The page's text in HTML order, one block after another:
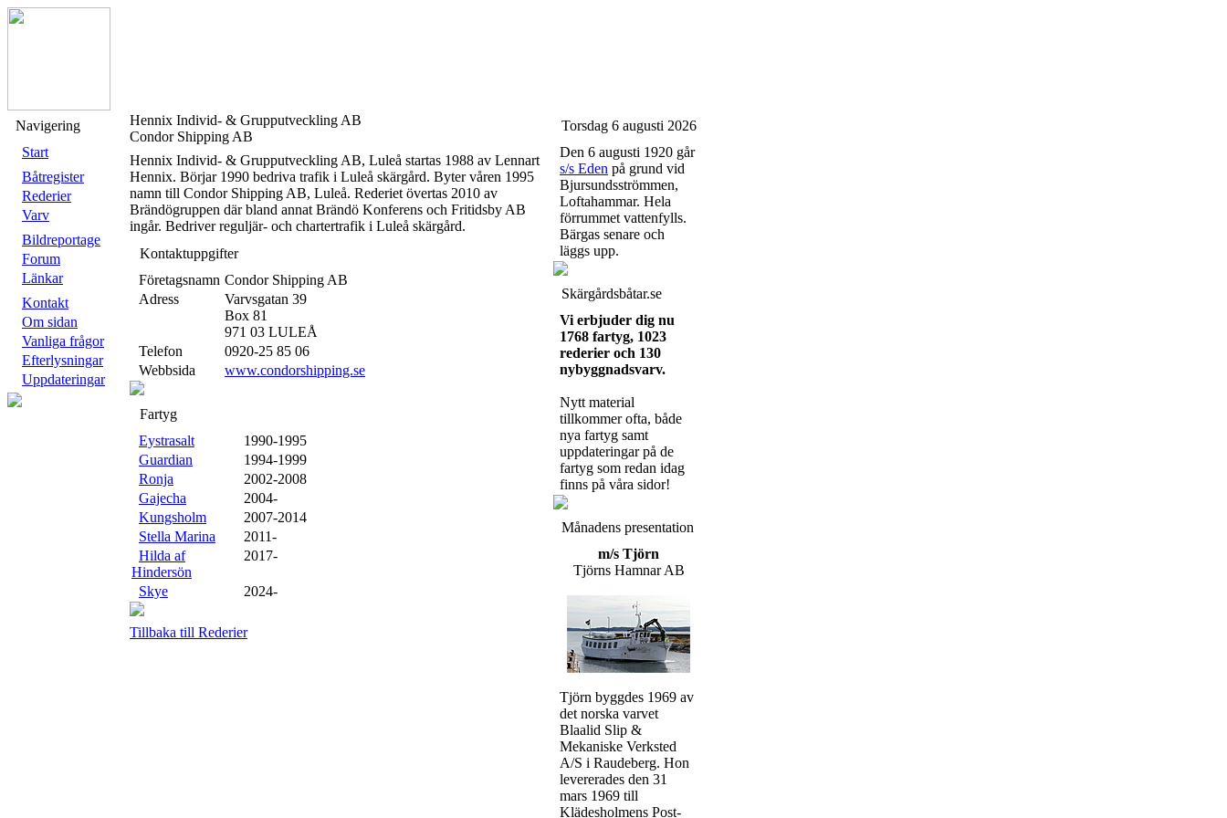
Navigering
Start
Båtregister
Rederier
Varv
Bildreportage
Forum
Länkar
Kontakt
Om sidan
Vanliga frågor
Efterlysningar
Uppdateringar
Hennix Individ- & Grupputveckling AB
Condor Shipping AB
Hennix Individ- & Grupputveckling AB, Luleå startas 1988 av Lennart
Hennix. Börjar 1990 bedriva trafik i Luleå skärgård. Byter våren 1995
namn till Condor Shipping AB, Luleå. Rederiet övertas 2010 av
Brändögruppen där bland annat Brändö Konferens och Fritidsby AB
ingår. Bedriver reguljär- och chartertrafik i Luleå skärgård.
Kontaktuppgifter
Företagsnamn Condor Shipping AB
Adress
Varvsgatan 39
Box 81
971 03 LULEÅ
Telefon
0920-25 85 06
Webbsida
www.condorshipping.se
Fartyg
Eystrasalt
1990-1995
Guardian
1994-1999
Ronja
2002-2008
Gajecha
2004-
Kungsholm
2007-2014
Stella Marina
2011-
Hilda af
Hindersön
2017-
Skye 2024-
Tillbaka till Rederier
Torsdag 6 augusti 2026
Den 6 augusti 1920 går
s/s Eden på grund vid
Bjursundsströmmen,
Loftahammar. Hela
förrummet vattenfylls.
Bärgas senare och
läggs upp.
Skärgårdsbåtar.se
Vi erbjuder dig nu
1768 fartyg, 1023
rederier och 130
nybyggnadsvarv.
Nytt material
tillkommer ofta, både
nya fartyg samt
uppdateringar på de
fartyg som redan idag
finns på våra sidor!
Månadens presentation
m/s Tjörn
Tjörns Hamnar AB
Tjörn byggdes 1969 av
det norska varvet
Blaalid Slip &
Mekaniske Verksted
A/S i Raudeberg. Hon
levererades den 31
mars 1969 till
Klädesholmens Post-